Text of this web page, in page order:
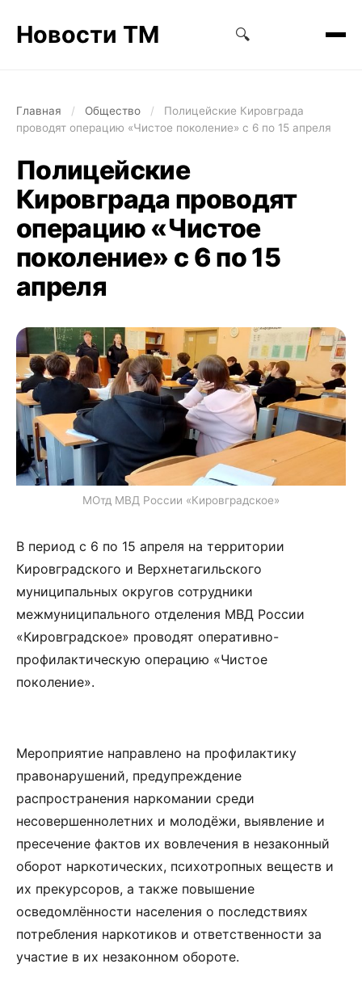
Новости ТМ 🔍
Главная / Общество /
Полицейские Кировграда
проводят операцию «Чистое поколение» с 6 по 15 апреля
Полицейские
Кировграда проводят
операцию «Чистое
поколение» с 6 по 15
апреля
МОтд МВД России «Кировградское»
В период с 6 по 15 апреля на территории
Кировградского и Верхнетагильского
муниципальных округов сотрудники
межмуниципального отделения МВД России
«Кировградское» проводят оперативно-
профилактическую операцию «Чистое
поколение».
Мероприятие направлено на профилактику
правонарушений, предупреждение
распространения наркомании среди
несовершеннолетних и молодёжи, выявление и
пресечение фактов их вовлечения в незаконный
оборот наркотических, психотропных веществ и
их прекурсоров, а также повышение
осведомлённости населения о последствиях
потребления наркотиков и ответственности за
участие в их незаконном обороте.